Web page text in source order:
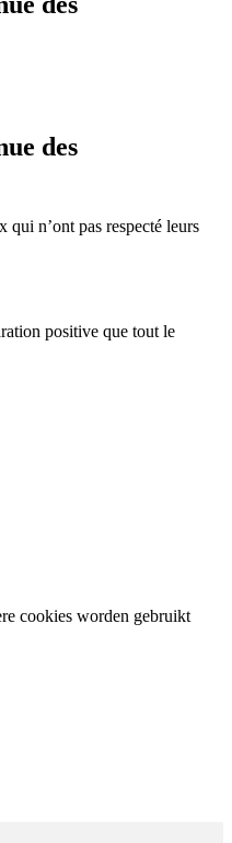
des
qui n’ont pas respecté leurs
positive que tout le
cookies worden gebruikt